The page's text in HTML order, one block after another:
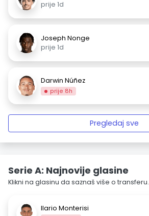
prije 1d
Joseph Nonge
prije 1d
Darwin Núñez
prije 8h
Pregledaj sve
Serie A: Najnovije glasine
Klikni na glasinu da saznaš više o transferu.
Ilario Monterisi